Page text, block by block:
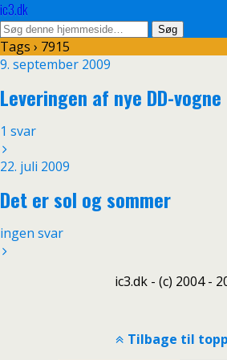
ic3.dk
Tags › 7915
9. september 2009
Leveringen af nye DD-vogne
1 svar
22. juli 2009
Det er sol og sommer
ingen svar
ic3.dk - (c) 2004 -
Tilbage til